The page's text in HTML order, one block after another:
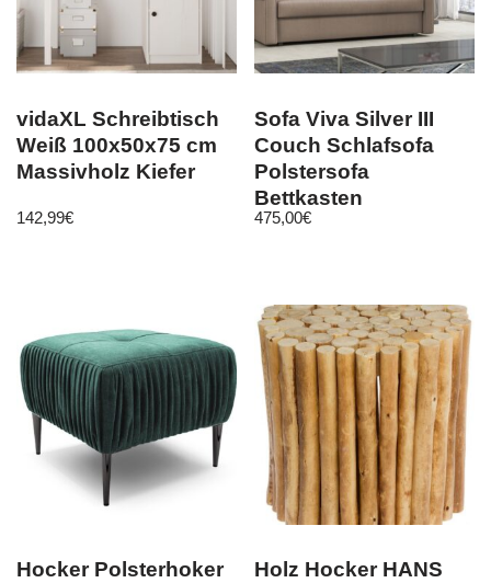
vidaXL Schreibtisch
Weiß 100x50x75 cm
Massivholz Kiefer
142,99€
Sofa Viva Silver III
Couch Schlafsofa
Polstersofa
Bettkasten
Bettfunktion
475,00€
Hocker Polsterhoker
Holz Hocker HANS